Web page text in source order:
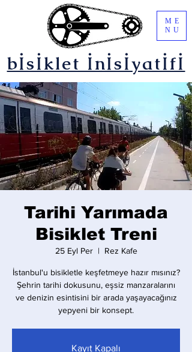
bİsİklet İnİsİyatİfİ
ME
NU
Tarihi Yarımada
Bisiklet Treni
25 Eyl Per
  |
Rez Kafe
İstanbul'u bisikletle keşfetmeye hazır mısınız?
Şehrin tarihi dokusunu, eşsiz manzaralarını
ve denizin esintisini bir arada yaşayacağınız
yepyeni bir konsept.
Kayıt Kapalı